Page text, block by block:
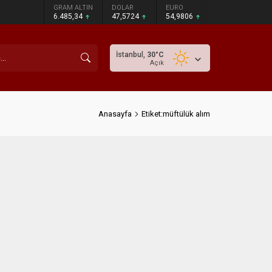
GRAM ALTIN
6.485,34
DOLAR
47,5724
EURO
54,9806
İstanbul, 30°C
Açık
Anasayfa Etiket:müftülük alım